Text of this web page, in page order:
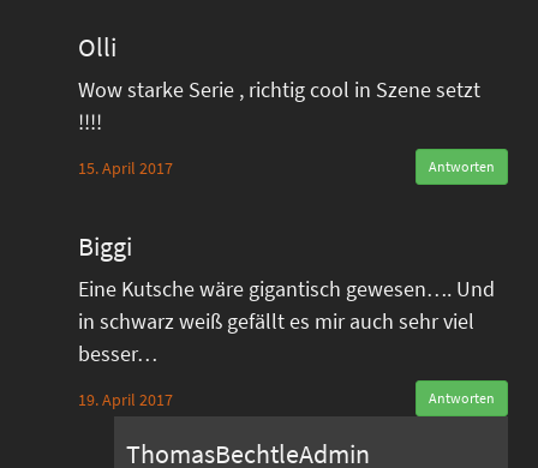
Olli
Wow starke Serie , richtig cool in Szene setzt
!!!!
15. April 2017 Antworten
Biggi
Eine Kutsche wäre gigantisch gewesen…. Und
in schwarz weiß gefällt es mir auch sehr viel
besser…
19. April 2017 Antworten
ThomasBechtleAdmin